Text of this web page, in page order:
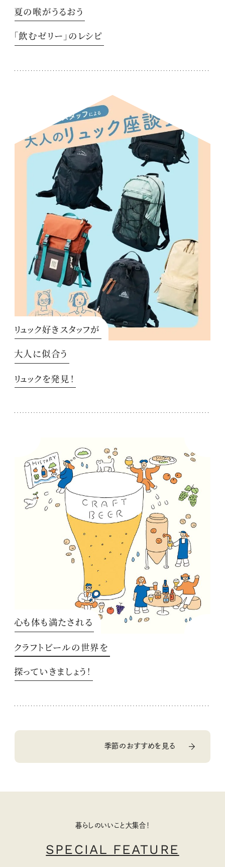
夏の喉がうるおう
「飲むゼリー」のレシピ
リュック好きスタッフが
大人に似合う
リュックを発見！
心も体も満たされる
クラフトビールの世界を
探っていきましょう！
季節のおすすめを見る
暮らしのいいこと大集合！
SPECIAL FEATURE